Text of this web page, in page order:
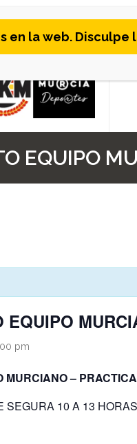
EQUIPO
EQUIPO
pm
MURCIANO –
SEGURA 10 A 13
la web. Disculpe